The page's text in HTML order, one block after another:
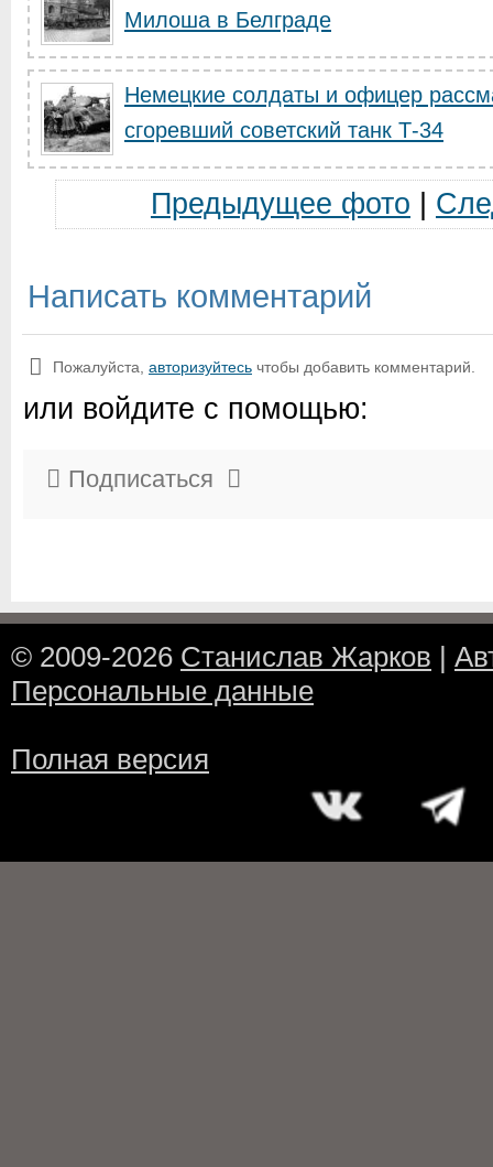
Милоша в Белграде
Немецкие солдаты и офицер
сгоревший советский танк Т-34
Предыдущее фото
Написать комментарий
Пожалуйста, авторизуйтесь чтобы добавить комментарий.
или войдите с помощью:
Подписаться
© 2009-2026 Станислав Жарков |
Персональные данные
Полная версия